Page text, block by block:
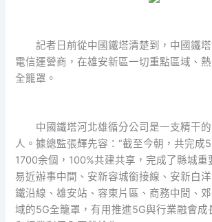
記者日前從中國鐵塔清楚到，中國鐵塔
電信運營商，在雄安新區一切重點區域、
全籠罩。
中國鐵塔河北雄循分公司是一支精干的
人。據總監張輝先容：“截至今朝，共完成
1700余個，100%共建共享，完成了縣城重
易近辦事中間、安新容城銜接線、安新白
鐵沿線、雄安站、容東片區、商務中間、
域的5G全籠罩，有用推進5G與行業融會成